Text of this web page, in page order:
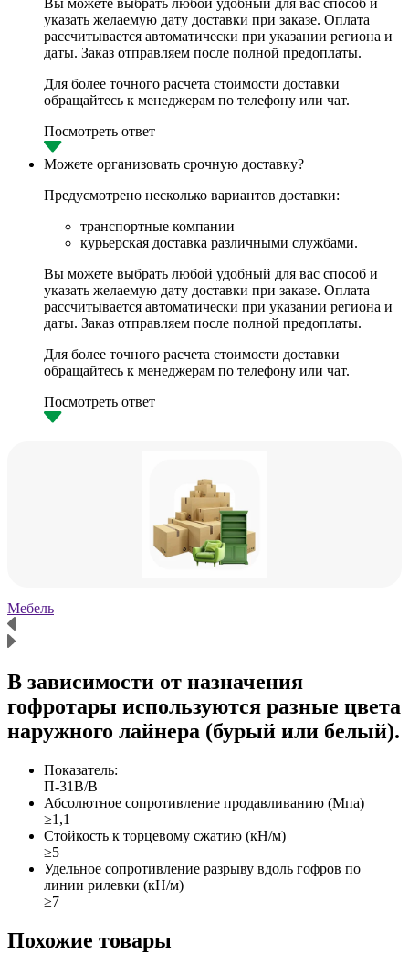
указать желаемую дату доставки при заказе. Оплата
рассчитывается автоматически при указании региона и
даты. Заказ отправляем после полной предоплаты.
Для более точного расчета стоимости доставки
обращайтесь к менеджерам по телефону или чат.
Посмотреть ответ
Можете организовать срочную доставку?
Предусмотрено несколько вариантов доставки:
транспортные компании
курьерская доставка различными службами.
Вы можете выбрать любой удобный для вас способ и
указать желаемую дату доставки при заказе. Оплата
рассчитывается автоматически при указании региона и
даты. Заказ отправляем после полной предоплаты.
Для более точного расчета стоимости доставки
обращайтесь к менеджерам по телефону или чат.
Посмотреть ответ
Мебель
В зависимости от назначения
гофротары используются разные цвета
наружного лайнера (бурый или белый).
Показатель:
П-31В/B
Абсолютное сопротивление продавливанию (Мпа)
≥1,1
Стойкость к торцевому сжатию (кН/м)
≥5
Удельное сопротивление разрыву вдоль гофров по
линии рилевки (кН/м)
≥7
Похожие товары